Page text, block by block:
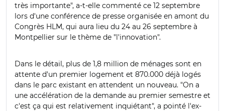
très importante", a-t-elle commenté ce 12 septembre
lors d'une conférence de presse organisée en amont du
Congrès HLM, qui aura lieu du 24 au 26 septembre à
Montpellier sur le thème de "l'innovation".
Dans le détail, plus de 1,8 million de ménages sont en
attente d'un premier logement et 870.000 déjà logés
dans le parc existant en attendent un nouveau. "On a
une accélération de la demande au premier semestre et
c'est ça qui est relativement inquiétant", a pointé l'ex-